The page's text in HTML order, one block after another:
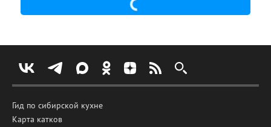
Гид по сибирской кухне
Карта катков